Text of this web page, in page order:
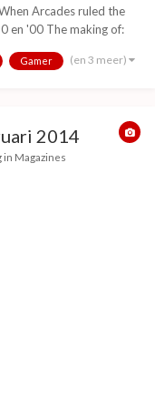
Arcades ruled the
en '00 The making of:
Pac Land The making
Gamer (en 3 meer)
2014
in Magazines